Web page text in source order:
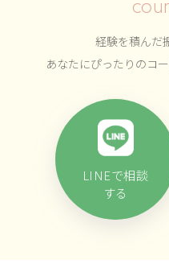
経験を積んだ
あなたにぴったりのコ
LINEで相談
する